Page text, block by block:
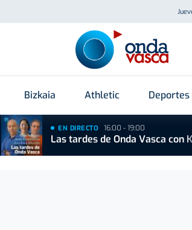
Bizkaia Athletic Deportes
EN DIRECTO 16:00 - 19:00
Las tardes de Onda Vasca con